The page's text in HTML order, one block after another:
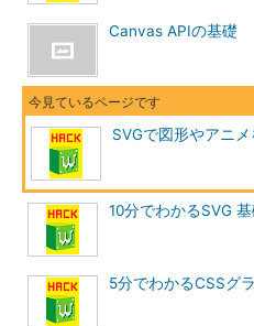
Canvas APIの基礎
SVGで図形やアニ
10分でわかるSVG
5分でわかるCSSグ